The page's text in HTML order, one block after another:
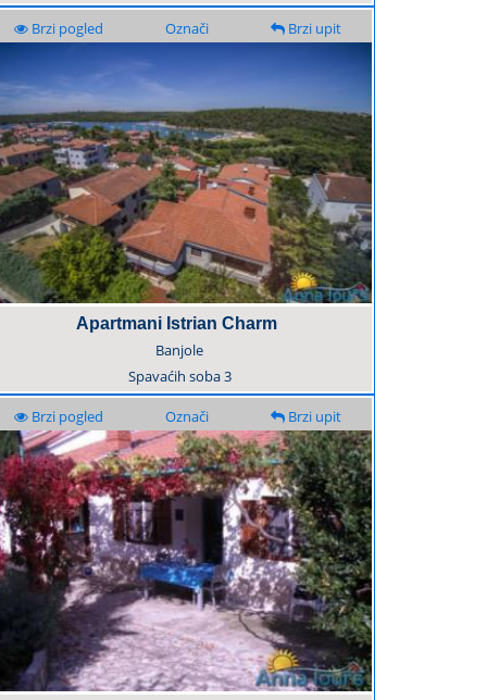
Brzi pogled Označi Brzi upit
Apartmani Istrian Charm
Banjole
Spavaćih soba3
Brzi pogled Označi Brzi upit